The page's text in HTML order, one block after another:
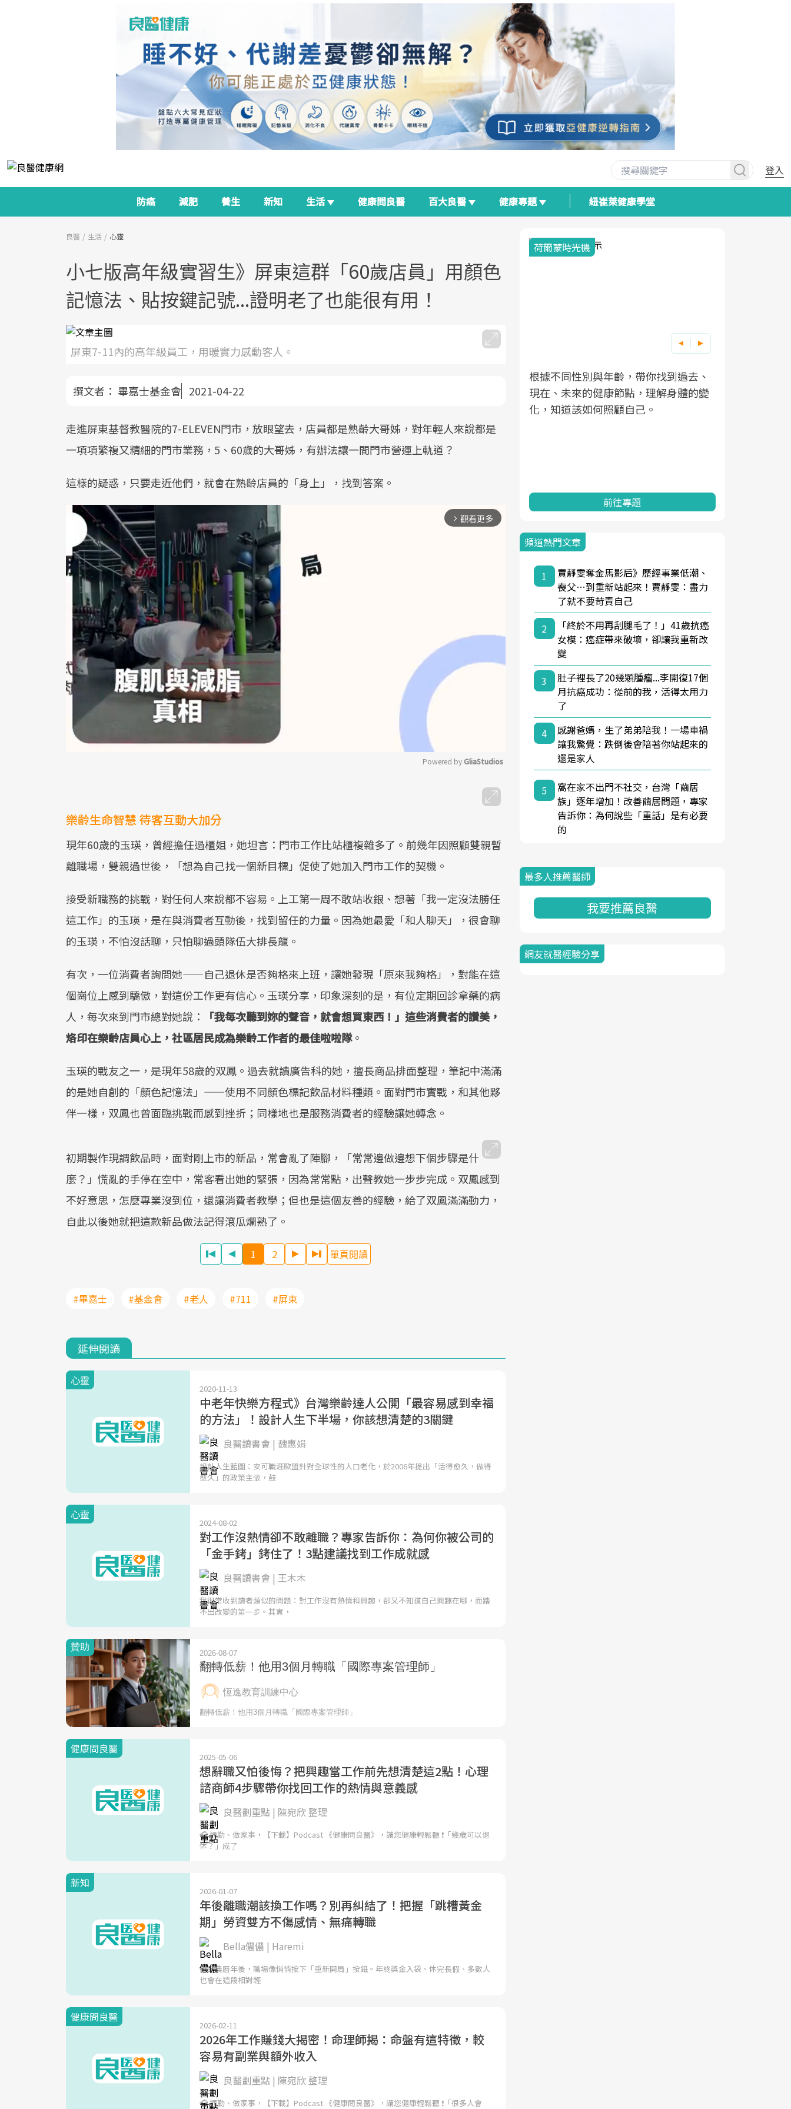
登入
防癌 減肥 養生 新知 生活 健康問良醫 百大良醫 健康專題 紐崔萊健康學堂
良醫 生活 心靈
小七版高年級實習生》屏東這群「60歲店員」用顏色
記憶法、貼按鍵記號...證明老了也能很有用！
屏東7-11內的高年級員工，用暖實力感動客人。
撰文者： 畢嘉士基金會 2021-04-22
走進屏東基督教醫院的7-ELEVEN門市，放眼望去，店員都是熟齡大哥姊，對年輕人來說都是
一項項繁複又精細的門市業務，5、60歲的大哥姊，有辦法讓一間門市營運上軌道？
這樣的疑惑，只要走近他們，就會在熟齡店員的「身上」，找到答案。
arrow_forward_ios 觀看更多
Powered by GliaStudios
樂齡生命智慧 待客互動大加分
現年60歲的玉瑛，曾經擔任過櫃姐，她坦言：門市工作比站櫃複雜多了。前幾年因照顧雙親暫
離職場，雙親過世後，「想為自己找一個新目標」促使了她加入門市工作的契機。
接受新職務的挑戰，對任何人來說都不容易。上工第一周不敢站收銀、想著「我一定沒法勝任
這工作」的玉瑛，是在與消費者互動後，找到留任的力量。因為她最愛「和人聊天」，很會聊
的玉瑛，不怕沒話聊，只怕聊過頭隊伍大排長龍。
有次，一位消費者詢問她——自己退休是否夠格來上班，讓她發現「原來我夠格」，對能在這
個崗位上感到驕傲，對這份工作更有信心。玉瑛分享，印象深刻的是，有位定期回診拿藥的病
人，每次來到門市總對她說：
「我每次聽到妳的聲音，就會想買東西！」這些消費者的讚美，
烙印在樂齡店員心上，社區居民成為樂齡工作者的最佳啦啦隊。
玉瑛的戰友之一，是現年58歲的双鳳。過去就讀廣告科的她，擅長商品排面整理，筆記中滿滿
的是她自創的「顏色記憶法」——使用不同顏色標記飲品材料種類。面對門市實戰，和其他夥
伴一樣，双鳳也曾面臨挑戰而感到挫折；同樣地也是服務消費者的經驗讓她轉念。
初期製作現調飲品時，面對剛上市的新品，常會亂了陣腳，「常常邊做邊想下個步驟是什
麼？」慌亂的手停在空中，常客看出她的緊張，因為常常點，出聲教她一步步完成。双鳳感到
不好意思，怎麼專業沒到位，還讓消費者教學；但也是這個友善的經驗，給了双鳳滿滿動力，
自此以後她就把這款新品做法記得滾瓜爛熟了。
1 2 單頁閱讀
#畢嘉士 #基金會 #老人 #711 #屏東
延伸閱讀
心靈
2020-11-13
中老年快樂方程式》台灣樂齡達人公開「最容易感到幸福
的方法」！設計人生下半場，你該想清楚的3關鍵
良醫讀書會 | 魏惠娟
設計人生藍圖：安可職涯歐盟針對全球性的人口老化，於2006年提出「活得愈久，做得
愈久」的政策主張，鼓
心靈
2024-08-02
對工作沒熱情卻不敢離職？專家告訴你：為何你被公司的
「金手銬」銬住了！3點建議找到工作成就感
良醫讀書會 | 王木木
我很常收到讀者類似的問題：對工作沒有熱情和興趣，卻又不知道自己興趣在哪，而踏
不出改變的第一步。其實，
健康問良醫
2025-05-06
想辭職又怕後悔？把興趣當工作前先想清楚這2點！心理
諮商師4步驟帶你找回工作的熱情與意義感
良醫劃重點 | 陳宛欣 整理
🎧 通勤、做家事，【下載】Podcast 《健康問良醫》，讓您健康輕鬆聽 ❗「幾歲可以退
休？」成了
新知
2026-01-07
年後離職潮該換工作嗎？別再糾結了！把握「跳槽黃金
期」勞資雙方不傷感情、無痛轉職
Bella儂儂 | Haremi
每到農曆年後，職場像悄悄按下「重新開局」按鈕。年終獎金入袋、休完長假、多數人
也會在這段相對輕
健康問良醫
2026-02-11
2026年工作賺錢大揭密！命理師揭：命盤有這特徵，較
容易有副業與額外收入
良醫劃重點 | 陳宛欣 整理
🎧 通勤、做家事，【下載】Podcast 《健康問良醫》，讓您健康輕鬆聽 ❗「很多人會
照3.0」的推進，「預防醫學」已成全民
關注的核心議題。然而，健檢不只是醫
療院所的服務，更是民眾了解自身健康
狀況、啟動健康管理的重要起點。
改善行動。
荷爾蒙時光機
根據不同性別與年齡，帶你找到過去、
現在、未來的健康節點，理解身體的變
化，知道該如何照顧自己。
前往專題
頻道熱門文章
1
賈靜雯奪金馬影后》歷經事業低潮、
喪父…到重新站起來！賈靜雯：盡力
了就不要苛責自己
2
「終於不用再刮腿毛了！」41歲抗癌
女模：癌症帶來破壞，卻讓我重新改
變
3
肚子裡長了20幾顆腫瘤...李開復17個
月抗癌成功：從前的我，活得太用力
了
4
感謝爸媽，生了弟弟陪我！一場車禍
讓我驚覺：跌倒後會陪著你站起來的
還是家人
5
窩在家不出門不社交，台灣「繭居
族」逐年增加！改善繭居問題，專家
告訴你：為何說些「重話」是有必要
的
最多人推薦醫師
我要推薦良醫
網友就醫經驗分享